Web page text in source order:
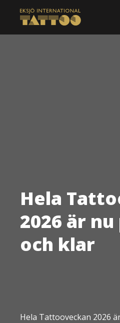
Hela
2026 är
och klar
Hela Tattooveckan 2026